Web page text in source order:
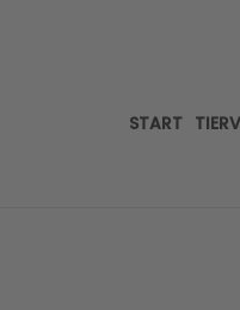
START